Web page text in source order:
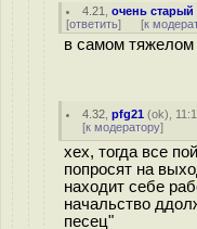
4.21 ,очень старый
[ответить] [к
в самом тяжелом
4.32 ,pfg21 (ok),
[к модератору]
хех, тогда все
попросят на
находит себе
начальство
песец"